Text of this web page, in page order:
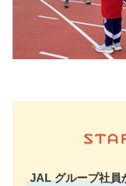
JAL グループ社員